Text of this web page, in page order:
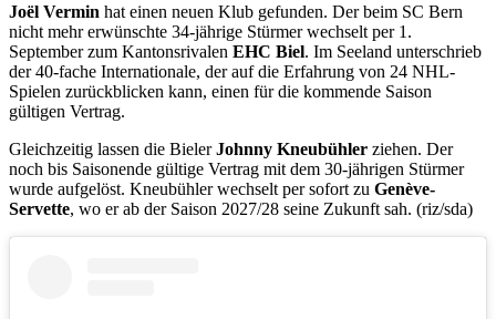
Joël Vermin hat einen neuen Klub gefunden. Der beim SC Bern
nicht mehr erwünschte 34-jährige Stürmer wechselt per 1.
September zum Kantonsrivalen EHC Biel. Im Seeland unterschrieb
der 40-fache Internationale, der auf die Erfahrung von 24 NHL-
Spielen zurückblicken kann, einen für die kommende Saison
gültigen Vertrag.
Gleichzeitig lassen die BielerJohnny Kneubühler ziehen. Der
noch bis Saisonende gültige Vertrag mit dem 30-jährigen Stürmer
wurde aufgelöst. Kneubühler wechselt per sofort zu Genève-
Servette, wo er ab der Saison 2027/28 seine Zukunft sah. (riz/sda)